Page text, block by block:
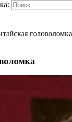
головоломка